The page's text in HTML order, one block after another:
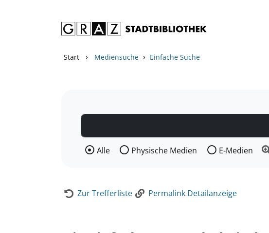
Start › Mediensuche › Einfache Suche
Wählen Sie die Medienart nach der Sie suchen
Alle Physische Medien E-Medien
Zur Trefferliste Permalink Detailanzeige